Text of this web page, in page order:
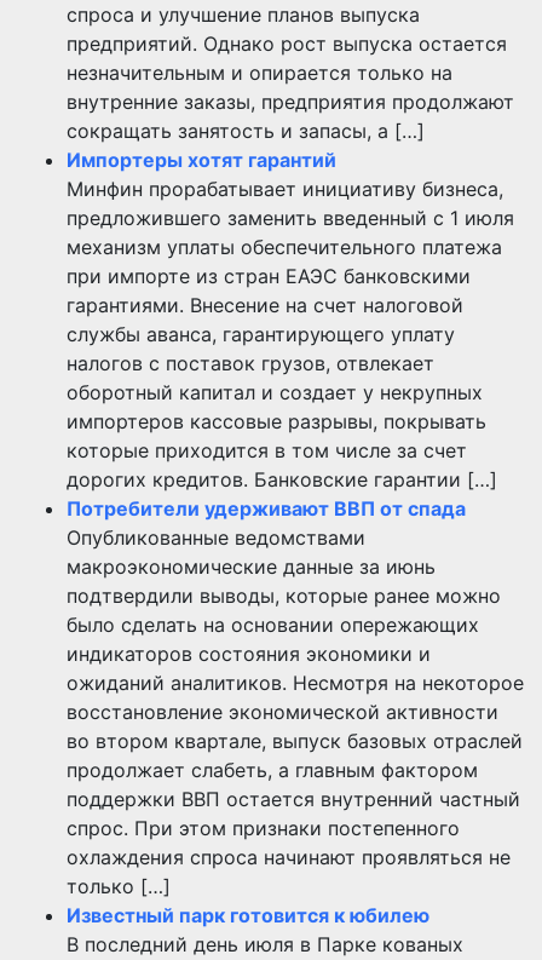
спроса и улучшение планов выпуска
предприятий. Однако рост выпуска остается
незначительным и опирается только на
внутренние заказы, предприятия продолжают
сокращать занятость и запасы, а […]
Импортеры хотят гарантий
Минфин прорабатывает инициативу бизнеса,
предложившего заменить введенный с 1 июля
механизм уплаты обеспечительного платежа
при импорте из стран ЕАЭС банковскими
гарантиями. Внесение на счет налоговой
службы аванса, гарантирующего уплату
налогов с поставок грузов, отвлекает
оборотный капитал и создает у некрупных
импортеров кассовые разрывы, покрывать
которые приходится в том числе за счет
дорогих кредитов. Банковские гарантии […]
Потребители удерживают ВВП от спада
Опубликованные ведомствами
макроэкономические данные за июнь
подтвердили выводы, которые ранее можно
было сделать на основании опережающих
индикаторов состояния экономики и
ожиданий аналитиков. Несмотря на некоторое
восстановление экономической активности
во втором квартале, выпуск базовых отраслей
продолжает слабеть, а главным фактором
поддержки ВВП остается внутренний частный
спрос. При этом признаки постепенного
охлаждения спроса начинают проявляться не
только […]
Известный парк готовится к юбилею
В последний день июля в Парке кованых